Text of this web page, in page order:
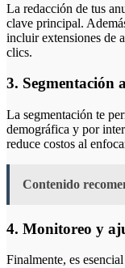
La redacción de tus
clave principal.
incluir extensiones de
clics.
3. Segmentación
La segmentación te
demográfica y por
reduce costos al
Contenido
4. Monitoreo y
Finalmente, es esencial